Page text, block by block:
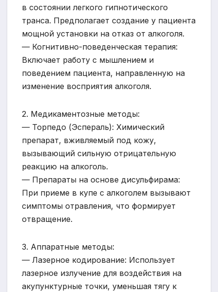
в состоянии легкого гипнотического
транса. Предполагает создание у пациента
мощной установки на отказ от алкоголя.
— Когнитивно-поведенческая терапия:
Включает работу с мышлением и
поведением пациента, направленную на
изменение восприятия алкоголя.
2. Медикаментозные методы:
— Торпедо (Эспераль): Химический
препарат, вживляемый под кожу,
вызывающий сильную отрицательную
реакцию на алкоголь.
— Препараты на основе дисульфирама:
При приеме в купе с алкоголем вызывают
симптомы отравления, что формирует
отвращение.
3. Аппаратные методы:
— Лазерное кодирование: Использует
лазерное излучение для воздействия на
акупунктурные точки, уменьшая тягу к